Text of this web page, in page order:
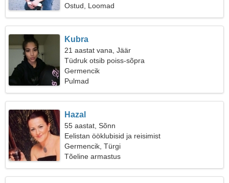
Ostud, Loomad
Kubra
21 aastat vana, Jäär
Tüdruk otsib poiss-sõpra
Germencik
Pulmad
Hazal
55 aastat, Sõnn
Eelistan ööklubisid ja reisimist
Germencik, Türgi
Tõeline armastus